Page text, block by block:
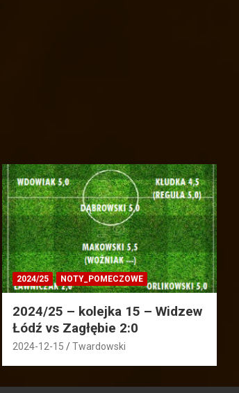
2024/25 NOTY_POMECZOWE
2024/25 – kolejka 15 – Widzew
Łódź vs Zagłębie 2:0
2024-12-15 Twardowski